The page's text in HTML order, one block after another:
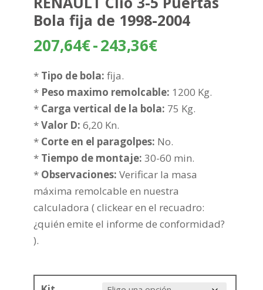
Bola fija de 1998-2004
207,64€-243,36€Rango
desde
207,64€
243,36€
* Tipo de bola: fija.
* Peso maximo remolcable: 1200 Kg.
* Carga vertical de la bola: 75 Kg.
*Valor D: 6,20 Kn.
* Corte en el paragolpes: No.
* Tiempo de montaje: 30-60 min.
* Observaciones: Verificar la masa
máxima remolcable en nuestra
calculadora ( clickear en el recuadro:
¿quién emite el informe de conformidad?
).